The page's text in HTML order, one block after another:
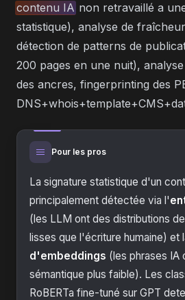
contenu IA non retravaillé a
statistique), analyse de
détection de patterns de
200 pages en une nuit),
des ancres, fingerprinting des
Pour les pros
La signature statistique d'un
principalement détectée via l'
(les LLM ont des distributions
lisses que l'écriture humaine) et
d'embeddings (les phrases IA
sémantique plus faible). Les
RoBERTa fine-tuné sur GPT